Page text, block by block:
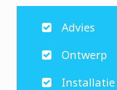
Advies
Ontwerp
Installatie